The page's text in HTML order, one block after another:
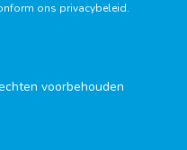
ons privacybeleid.
voorbehouden